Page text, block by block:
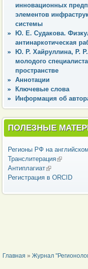
инновационных
элементов
системы
Ю. Е. Судакова.
антинаркотическая
Ю. Р. Хайруллина, Р.
молодого
пространстве
Аннотации
Ключевые слова
Информация об
ПОЛЕЗНЫЕ
Регионы РФ на
Транслитерация(внешняя
Антиплагиат(внешняя
Регистрация в ORCID
ВЫ ЗДЕСЬ
Главная » Журнал